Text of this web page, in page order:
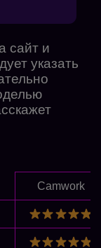
сайт и
указать
Camwork